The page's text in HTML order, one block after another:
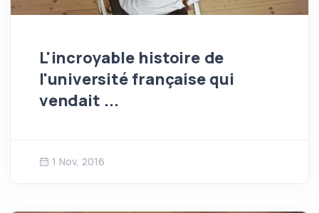
L'incroyable histoire de
l'université française qui
vendait ...
1 Nov, 2016